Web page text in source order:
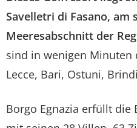
Savelletri di Fasano, am
Meeresabschnitt der
sind in wenigen Minuten
Lecce, Bari, Ostuni,
Borgo Egnazia erfüllt die